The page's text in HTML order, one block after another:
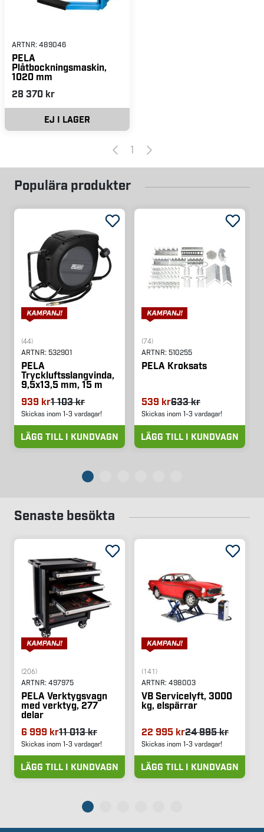
ARTNR: 489046
PELA
Plåtbockningsmaskin,
1020 mm
28 370 kr
EJ I LAGER
1
Populära produkter
(44)
ARTNR: 532901
PELA
Tryckluftsslangvinda,
9,5x13,5 mm, 15 m
939 kr1 103 kr
Skickas inom 1-3 vardagar!
LÄGG TILL I KUNDVAGN
(74)
ARTNR: 510255
PELA Kroksats
539 kr633 kr
Skickas inom 1-3 vardagar!
LÄGG TILL I KUNDVAGN
Senaste besökta
(206)
ARTNR: 497975
PELA Verktygsvagn
med verktyg, 277
delar
6 999 kr11 013 kr
Skickas inom 1-3 vardagar!
LÄGG TILL I KUNDVAGN
(141)
ARTNR: 498003
VB Servicelyft, 3000
kg, elspärrar
22 995 kr24 995 kr
Skickas inom 1-3 vardagar!
LÄGG TILL I KUNDVAGN